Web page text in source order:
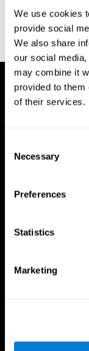
We use cookies
provide social
We also share
our social
may combine it
provided to them
of their services.
Selection
Necessary
Preferences
Statistics
Marketing
Whiteside, A.
computer aided